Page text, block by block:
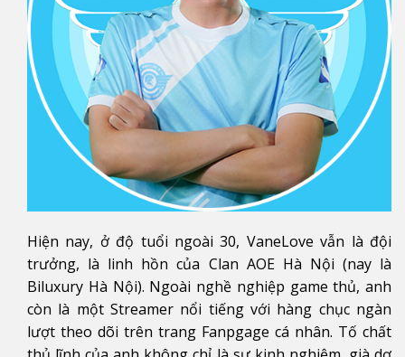
Hiện nay, ở độ tuổi ngoài 30, VaneLove vẫn là đội
trưởng, là linh hồn của Clan AOE Hà Nội (nay là
Biluxury Hà Nội). Ngoài nghề nghiệp game thủ, anh
còn là một Streamer nổi tiếng với hàng chục ngàn
lượt theo dõi trên trang Fanpgage cá nhân. Tố chất